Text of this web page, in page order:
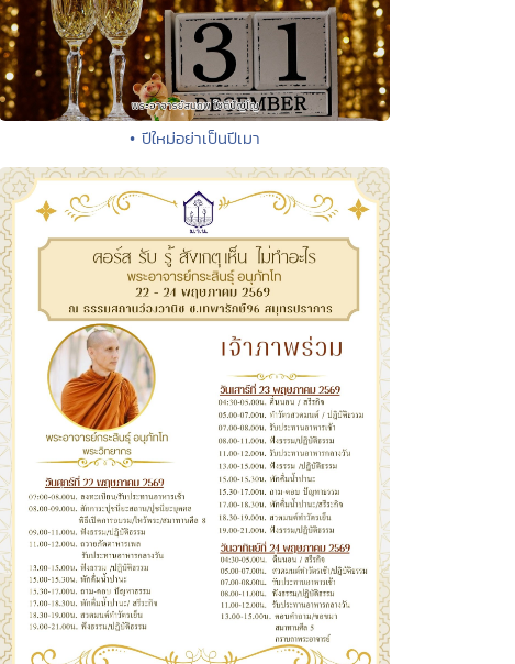
• ปีใหม่อย่าเป็นปีเมา